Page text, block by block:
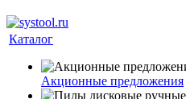
Каталог
Акционные предложения